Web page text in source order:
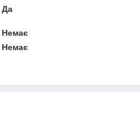
Да
Немає
Немає